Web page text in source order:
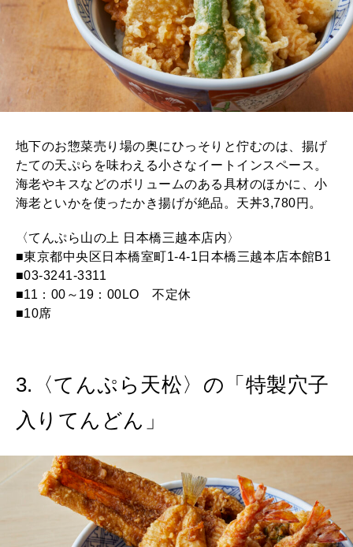
地下のお惣菜売り場の奥にひっそりと佇むのは、揚げ
たての天ぷらを味わえる小さなイートインスペース。
海老やキスなどのボリュームのある具材のほかに、小
海老といかを使ったかき揚げが絶品。天丼3,780円。
〈てんぷら山の上 日本橋三越本店内〉
■東京都中央区日本橋室町1-4-1日本橋三越本店本館B1
■03-3241-3311
■11：00～19：00LO 不定休
■10席
3.〈てんぷら天松〉の「特製穴子
入りてんどん」